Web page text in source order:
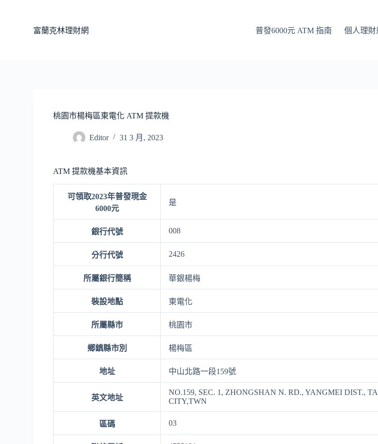
富蘭克林理財網 普發6000元 ATM 指南 個人理財
桃園市楊梅區東電化 ATM 提款機
Editor 31 3 月, 2023
ATM 提款機基本資訊
可領取2023年普發現金
6000元
是
銀行代號 008
分行代號 2426
所屬銀行簡稱 華銀楊梅
裝設地點 東電化
所屬縣市 桃園市
鄉鎮縣市別 楊梅區
地址 中山北路一段159號
英文地址
NO.159, SEC. 1, ZHONGSHAN N. RD., YANGMEI DIST.,
CITY,TWN
區碼 03